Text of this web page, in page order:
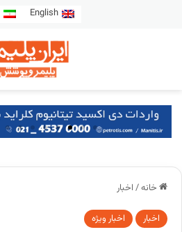
English
خانه/ اخبار
اخبار اخبار ویژه